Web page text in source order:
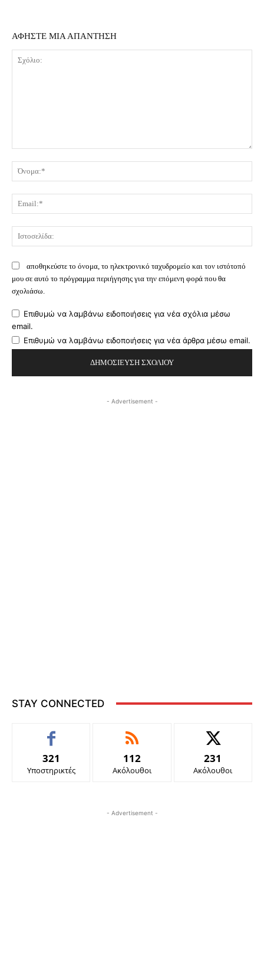
ΑΦΗΣΤΕ ΜΙΑ ΑΠΑΝΤΗΣΗ
αποθηκεύστε το όνομα, το ηλεκτρονικό ταχυδρομείο και τον ιστότοπό
μου σε αυτό το πρόγραμμα περιήγησης για την επόμενη φορά που θα
σχολιάσω.
Επιθυμώ να λαμβάνω ειδοποιήσεις για νέα σχόλια μέσω
email.
Επιθυμώ να λαμβάνω ειδοποιήσεις για νέα άρθρα μέσω email.
- Advertisement -
STAY CONNECTED
321
Υποστηρικτές
112
Ακόλουθοι
231
Ακόλουθοι
- Advertisement -